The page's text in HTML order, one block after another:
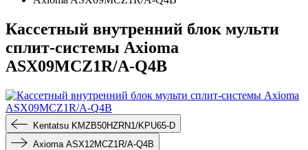
Кассетный внутренний блок мульти
сплит-системы Axioma
ASX09MCZ1R/A-Q4B
Kentatsu KMZB50HZRN1/KPU65-D
Axioma ASX12MCZ1R/A-Q4B